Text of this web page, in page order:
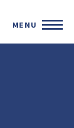
MENU